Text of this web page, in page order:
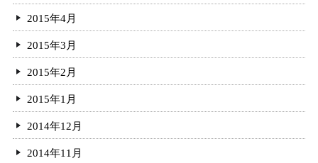
2015年4月
2015年3月
2015年2月
2015年1月
2014年12月
2014年11月